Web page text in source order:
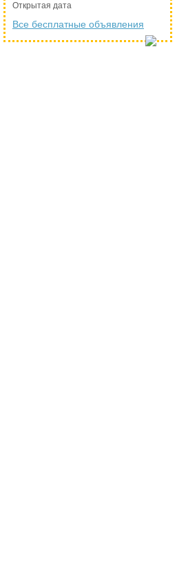
Открытая дата
Все бесплатные объявления